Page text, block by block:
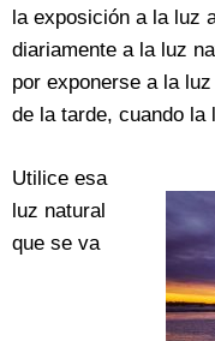
la exposición a la luz
diariamente a la luz
por exponerse a la
de la tarde, cuando la
Utilice esa
luz natural
que se va